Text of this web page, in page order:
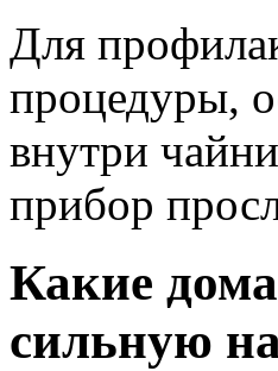
Для
процедуры,
внутри
прибор
Какие
сильную